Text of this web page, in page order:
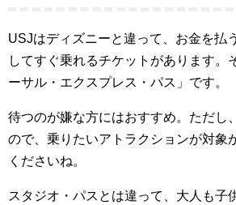
USJはディズニーと違って、お金を払
してすぐ乗れるチケットがあります。
ーサル・エクスプレス・パス」です。
待つのが嫌な方にはおすすめ。ただし
ので、乗りたいアトラクションが対象
くださいね。
スタジオ・パスとは違って、大人も子